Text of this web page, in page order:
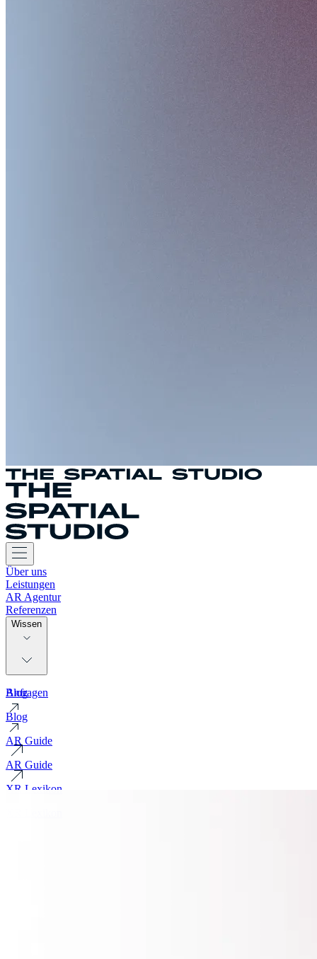
Über uns
Leistungen
AR Agentur
Referenzen
Wissen
Blog
Blog
AR Guide
AR Guide
XR Lexikon
Anfragen